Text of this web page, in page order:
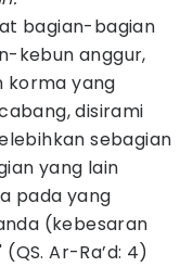
bagian-bagian
kebun anggur,
korma yang
disirami
sebagian
yang lain
pada yang
(kebesaran
Ar-Ra’d: 4)